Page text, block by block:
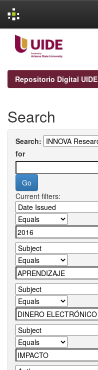
navigation
Repositorio Digital UIDE
Search
Search:
for
Current filters: